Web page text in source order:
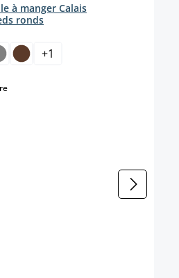
à manger Calais
ronds
+1
select